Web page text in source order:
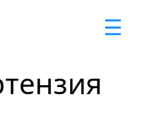
☰
x
в ближайшее время
номер телефона
капча
или вопрос
соглашение